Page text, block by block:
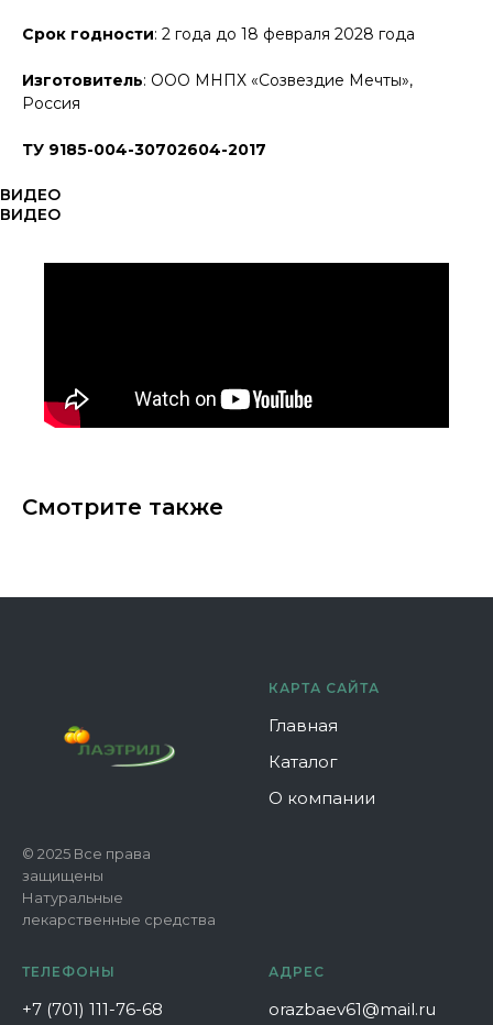
Срок годности: 2 года до 18 февраля 2028 года
Изготовитель: ООО МНПХ «Созвездие Мечты»,
Россия
ТУ 9185-004-30702604-2017
ВИДЕО
ВИДЕО
Смотрите также
© 2025 Все права
защищены
Натуральные
лекарственные средства
КАРТА САЙТА
Главная
Каталог
О компании
ТЕЛЕФОНЫ
+7 (701) 111-76-68
АДРЕС
orazbaev61@mail.ru